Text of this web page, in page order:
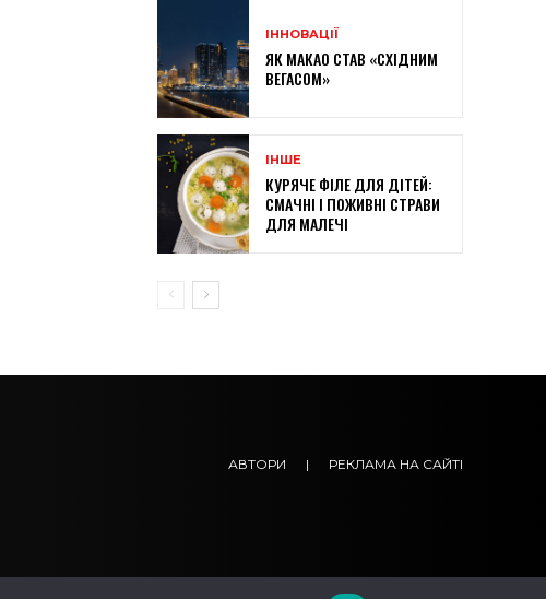
ІННОВАЦІЇ
ЯК МАКАО СТАВ «СХІДНИМ
ВЕГАСОМ»
ІНШЕ
КУРЯЧЕ ФІЛЕ ДЛЯ ДІТЕЙ:
СМАЧНІ І ПОЖИВНІ СТРАВИ
ДЛЯ МАЛЕЧІ
АВТОРИ | РЕКЛАМА НА САЙТІ